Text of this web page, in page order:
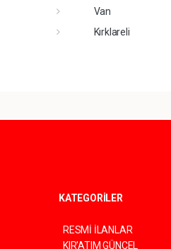
Van
Kırklareli
KATEGORİLER
RESMİ İLANLAR
KIR'ATIM GÜNCEL